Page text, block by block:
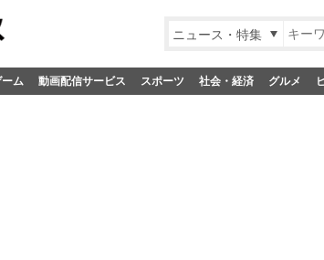
ニュース・特集
ム 動画配信サービス スポーツ 社会・経済 グルメ